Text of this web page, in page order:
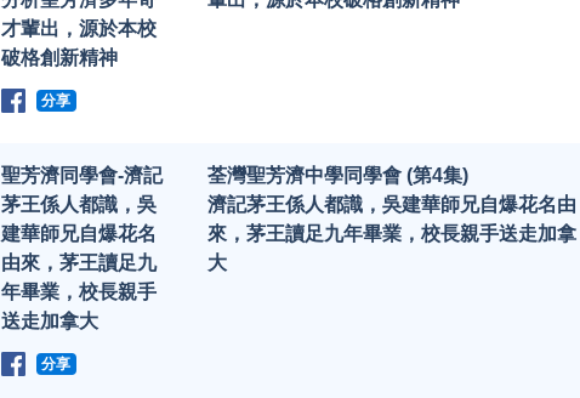
才輩出，源於本校
破格創新精神
分享
聖芳濟同學會-濟記
茅王係人都識，吳
建華師兄自爆花名
由來，茅王讀足九
年畢業，校長親手
送走加拿大
分享
荃灣聖芳濟中學同學會 (第4集)
濟記茅王係人都識，吳建華師兄自爆花名由
來，茅王讀足九年畢業，校長親手送走加拿
大